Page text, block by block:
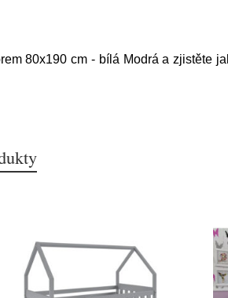
80x190 cm - bílá Modrá a zjistěte